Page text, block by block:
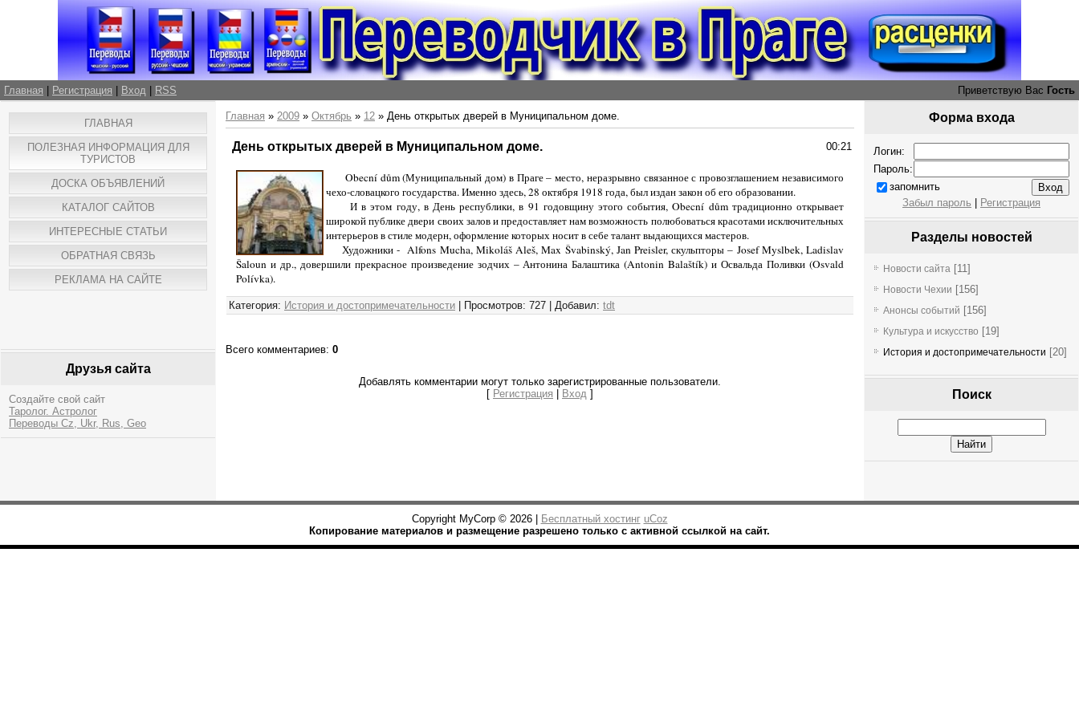
Главная Регистрация Вход RSS Приветствую Вас Гость
ГЛАВНАЯ
ПОЛЕЗНАЯ ИНФОРМАЦИЯ ДЛЯ
ТУРИСТОВ
ДОСКА ОБЪЯВЛЕНИЙ
КАТАЛОГ САЙТОВ
ИНТЕРЕСНЫЕ СТАТЬИ
ОБРАТНАЯ СВЯЗЬ
РЕКЛАМА НА САЙТЕ
Друзья сайта
Создайте свой сайт
Таролог. Астролог
Переводы Cz, Ukr, Rus, Geo
Главная » 2009 » Октябрь » 12 » День открытых дверей в Муниципальном доме.
День открытых дверей в Муниципальном доме. 00:21
Obecní dům(Муниципальный дом) в Праге – место, неразрывно связанное с провозглашением независимого
чехо-словацкого государства. Именно здесь,28 октября 1918 года, был издан закон об его образовании.
И в этом году, в День республики, в 91 годовщину этого события,Obecní důmтрадиционно открывает
широкой публике двери своих залов и предоставляет нам возможность полюбоваться красотами исключительных
интерьеров в стиле модерн, оформление которых носит в себе талант выдающихся мастеров.
Художники -Alfons Mucha, Mikoláš Aleš, Max Švabinský, Jan Preisler,скульпторы – Josef Myslbek, Ladislav
Šaloun и др., довершили прекрасное произведение зодчих – Антонина Балаштика (Antonin Balaštík) и Освальда Поливки (Osvald
Polívka).
Категория: История и достопримечательности | Просмотров: 727 | Добавил: tdt
Всего комментариев: 0
Добавлять комментарии могут только зарегистрированные пользователи.
[ Регистрация Вход ]
Форма входа
Логин:
Пароль:
запомнить
Забыл пароль
Регистрация
Разделы новостей
Новости сайта [11]
Новости Чехии [156]
Анонсы событий [156]
Культура и искусство [19]
История и достопримечательности [20]
Поиск
Copyright MyCorp © 2026 | Бесплатный хостинг uCoz
Копирование материалов и размещение разрешено только с активной ссылкой на сайт.